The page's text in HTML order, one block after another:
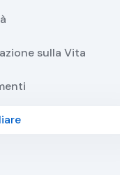
sulla Vita